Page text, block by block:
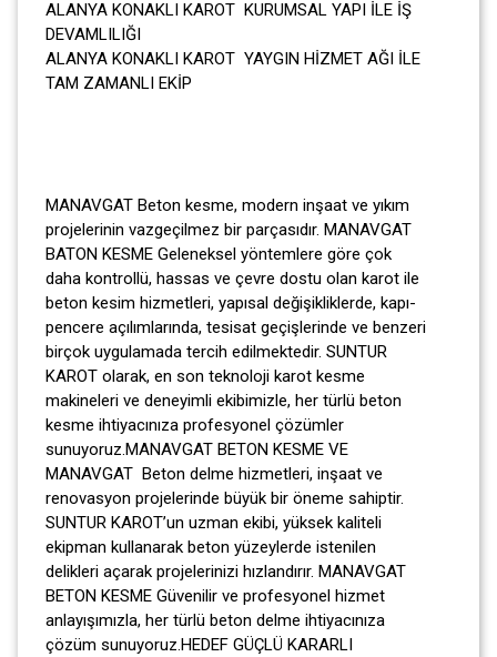
ALANYA KONAKLI KAROT KURUMSAL YAPI İLE İŞ
DEVAMLILIĞI
ALANYA KONAKLI KAROT YAYGIN HİZMET AĞI İLE
TAM ZAMANLI EKİP
MANAVGAT Beton kesme, modern inşaat ve yıkım
projelerinin vazgeçilmez bir parçasıdır. MANAVGAT
BATON KESME Geleneksel yöntemlere göre çok
daha kontrollü, hassas ve çevre dostu olan karot ile
beton kesim hizmetleri, yapısal değişikliklerde, kapı-
pencere açılımlarında, tesisat geçişlerinde ve benzeri
birçok uygulamada tercih edilmektedir. SUNTUR
KAROT olarak, en son teknoloji karot kesme
makineleri ve deneyimli ekibimizle, her türlü beton
kesme ihtiyacınıza profesyonel çözümler
sunuyoruz.MANAVGAT BETON KESME VE
MANAVGAT Beton delme hizmetleri, inşaat ve
renovasyon projelerinde büyük bir öneme sahiptir.
SUNTUR KAROT’un uzman ekibi, yüksek kaliteli
ekipman kullanarak beton yüzeylerde istenilen
delikleri açarak projelerinizi hızlandırır. MANAVGAT
BETON KESME Güvenilir ve profesyonel hizmet
anlayışımızla, her türlü beton delme ihtiyacınıza
çözüm sunuyoruz.HEDEF GÜÇLÜ KARARLI